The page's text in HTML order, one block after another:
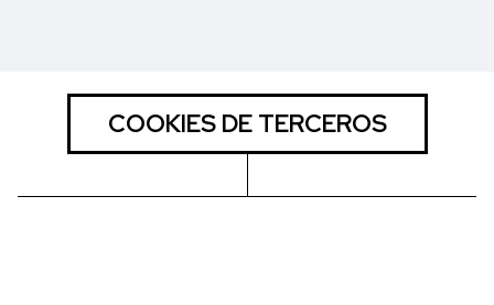
COOKIES DE TERCEROS